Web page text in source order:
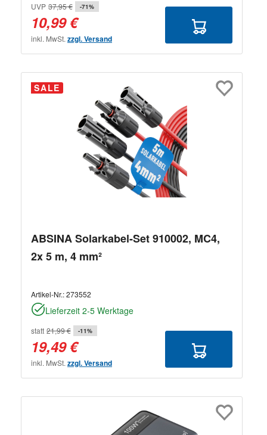
UVP 37,95 € -71%
10,99 €
inkl. MwSt. zzgl. Versand
SALE
ABSINA Solarkabel-Set 910002, MC4,
2x 5 m, 4 mm²
Artikel-Nr.:273552
Lieferzeit 2-5 Werktage
statt 21,99 € -11%
19,49 €
inkl. MwSt. zzgl. Versand